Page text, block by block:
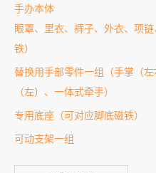
手办本体
眼罩、里衣、裤子、外衣、项
铁）
替换用手部零件一组（手掌（
（左）、一体式牵手）
专用底座（可对应脚底磁铁）
可动支架一组